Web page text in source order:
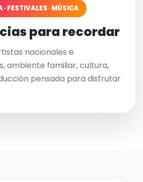
FESTIVALES · MÚSICA
para recordar
nacionales e
ambiente familiar, cultura,
pensada para disfrutar